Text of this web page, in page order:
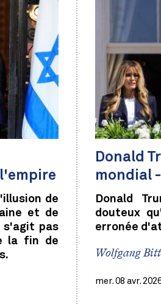
de
et de
s'agit pas
la fin de
Donald
mondial
Donald
douteux
erronée
Wolfgang
mer. 08 avr.